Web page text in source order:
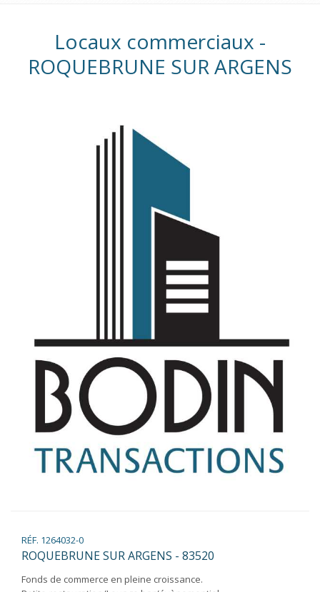
Locaux commerciaux -
ROQUEBRUNE SUR ARGENS
RÉF. 1264032-0
ROQUEBRUNE SUR ARGENS - 83520
Fonds de commerce en pleine croissance.